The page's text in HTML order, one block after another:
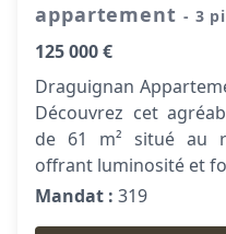
appartement - 3
125 000 €
Draguignan
Découvrez cet
de 61 m² situé au
offrant luminosité et
Mandat : 319